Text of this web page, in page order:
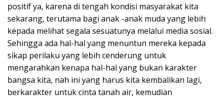
positif ya, karena di tengah kondisi masyarakat kita
sekarang, terutama bagi anak -anak muda yang lebih
kepada melihat segala sesuatunya melalui media sosial.
Sehingga ada hal-hal yang menuntun mereka kepada
sikap perilaku yang lebih cenderung untuk
mengarahkan kenapa hal-hal yang bukan karakter
bangsa kita, nah ini yang harus kita kembalikan lagi,
berkarakter untuk cinta tanah air, kemudian